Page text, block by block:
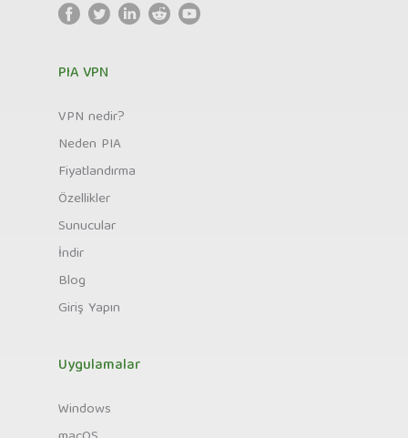
PIA VPN
VPN nedir?
Neden PIA
Fiyatlandırma
Özellikler
Sunucular
İndir
Blog
Giriş Yapın
Uygulamalar
Windows